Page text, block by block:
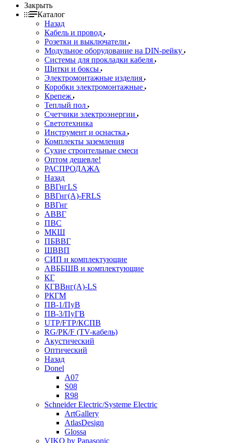
Закрыть
Каталог
Назад
Кабель и провод
Розетки и выключатели
Модульное оборудование на DIN-рейку
Системы для прокладки кабеля
Щитки и боксы
Электромонтажные изделия
Коробки электромонтажные
Крепеж
Теплый пол
Счетчики электроэнергии
Светотехника
Инструмент и оснастка
Комплекты заземления
Сухие строительные смеси
Оптом дешевле!
РАСПРОДАЖА
Назад
ВВГнгLS
ВВГнг(А)-FRLS
ВВГнг
АВВГ
ПВС
МКШ
ПБВВГ
ШВВП
СИП и комплектующие
АВББШВ и комплектующие
КГ
КГВВнг(А)-LS
РКГМ
ПВ-1/ПуВ
ПВ-3/ПуГВ
UTP/FTP/КСПВ
RG/РК/F (TV-кабель)
Акустический
Оптический
Назад
Donel
A07
S08
R98
Schneider Electric/Systeme Electric
ArtGallery
AtlasDesign
Glossa
VIKO by Panasonic